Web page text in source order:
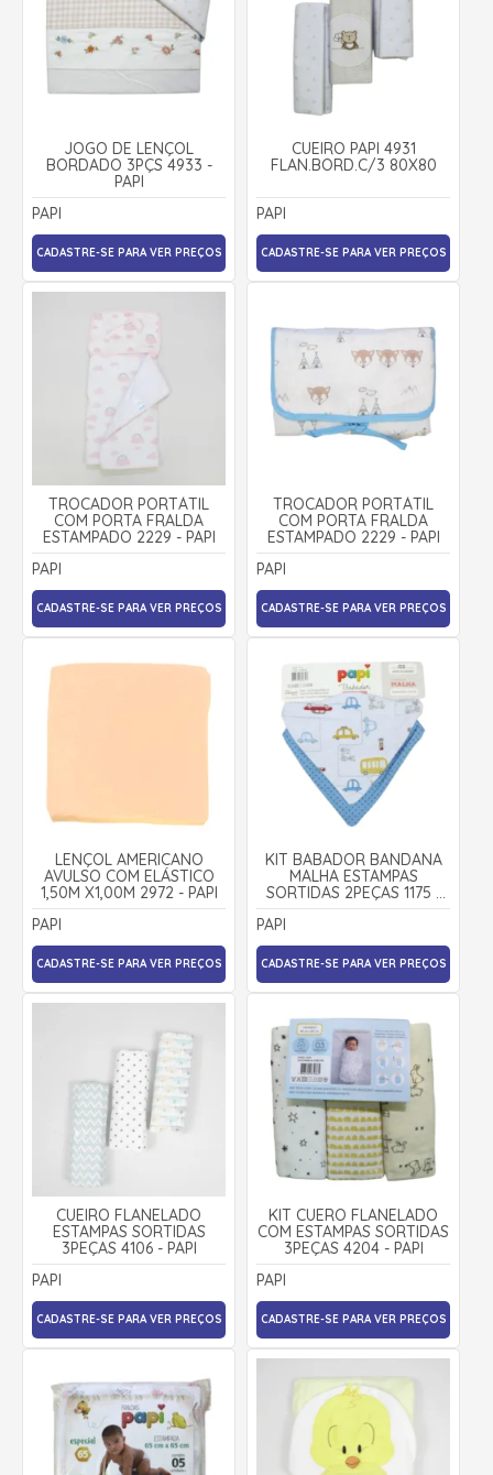
JOGO DE LENÇOL
BORDADO 3PÇS 4933 -
PAPI
PAPI
CADASTRE-SE PARA VER PREÇOS
CUEIRO PAPI 4931
FLAN.BORD.C/3 80X80
PAPI
CADASTRE-SE PARA VER PREÇOS
TROCADOR PORTÁTIL
COM PORTA FRALDA
ESTAMPADO 2229 - PAPI
PAPI
CADASTRE-SE PARA VER PREÇOS
TROCADOR PORTÁTIL
COM PORTA FRALDA
ESTAMPADO 2229 - PAPI
PAPI
CADASTRE-SE PARA VER PREÇOS
LENÇOL AMERICANO
AVULSO COM ELÁSTICO
1,50M X1,00M 2972 - PAPI
PAPI
CADASTRE-SE PARA VER PREÇOS
KIT BABADOR BANDANA
MALHA ESTAMPAS
SORTIDAS 2PEÇAS 1175 -
PAPI
PAPI
CADASTRE-SE PARA VER PREÇOS
CUEIRO FLANELADO
ESTAMPAS SORTIDAS
3PEÇAS 4106 - PAPI
PAPI
CADASTRE-SE PARA VER PREÇOS
KIT CUERO FLANELADO
COM ESTAMPAS SORTIDAS
3PEÇAS 4204 - PAPI
PAPI
CADASTRE-SE PARA VER PREÇOS